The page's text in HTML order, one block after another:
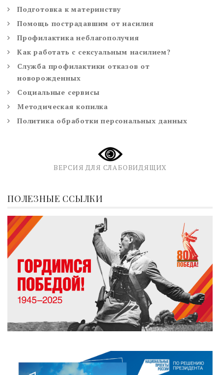
Подготовка к материнству
Помощь пострадавшим от насилия
Профилактика неблагополучия
Как работать с сексуальным насилием?
Служба профилактики отказов от
новорожденных
Социальные сервисы
Методическая копилка
Политика обработки персональных данных
ВЕРСИЯ ДЛЯ СЛАБОВИДЯЩИХ
ПОЛЕЗНЫЕ ССЫЛКИ